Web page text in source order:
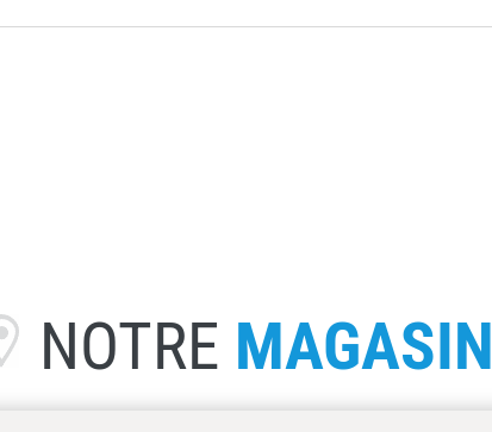
NOTRE MAGASIN